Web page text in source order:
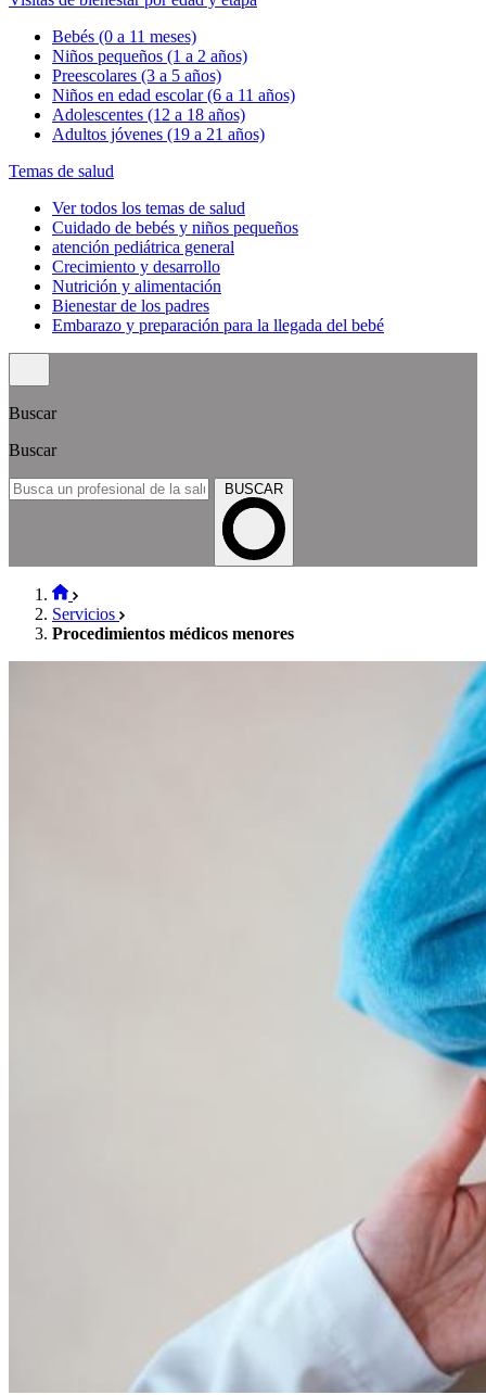
Bebés (0 a 11 meses)
Niños pequeños (1 a 2 años)
Preescolares (3 a 5 años)
Niños en edad escolar (6 a 11 años)
Adolescentes (12 a 18 años)
Adultos jóvenes (19 a 21 años)
Temas de salud
Ver todos los temas de salud
Cuidado de bebés y niños pequeños
atención pediátrica general
Crecimiento y desarrollo
Nutrición y alimentación
Bienestar de los padres
Embarazo y preparación para la llegada del bebé
Buscar
Buscar
BUSCAR
Servicios
Procedimientos médicos menores